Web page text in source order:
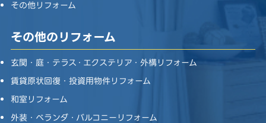
その他リフォーム
その他のリフォーム
玄関・庭・テラス・エクステリア・外構リフォーム
賃貸原状回復・投資用物件リフォーム
和室リフォーム
外装・ベランダ・バルコニーリフォーム